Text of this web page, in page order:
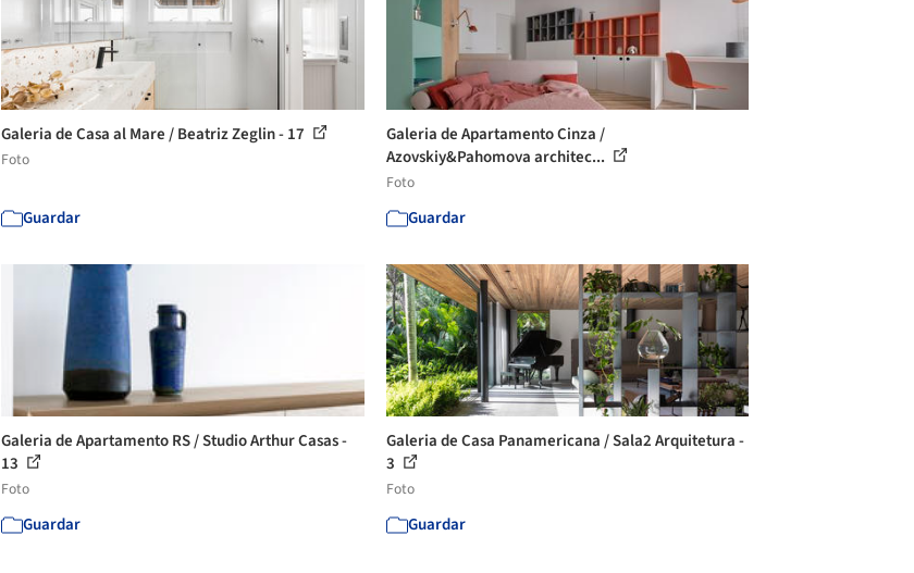
Galeria de Casa al Mare / Beatriz Zeglin - 17
Foto
Guardar
Galeria de Apartamento Cinza /
Azovskiy&Pahomova architec...
Foto
Guardar
Galeria de Apartamento RS / Studio Arthur Casas -
13
Foto
Guardar
Galeria de Casa Panamericana / Sala2 Arquitetura -
3
Foto
Guardar